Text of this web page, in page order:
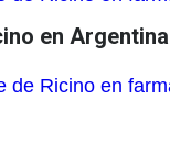
en
de Ricino en